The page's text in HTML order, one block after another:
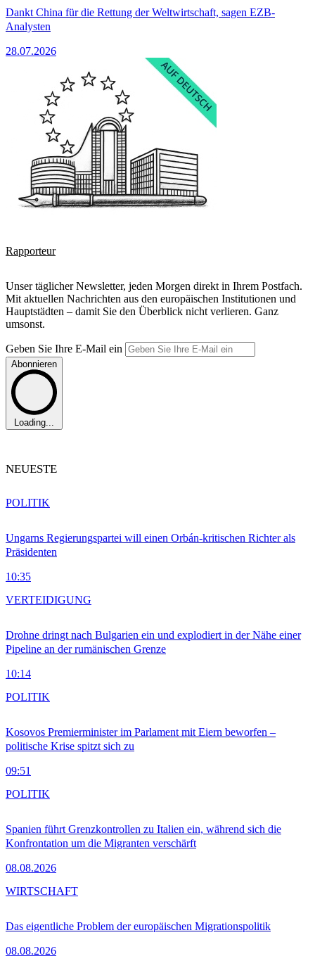
Dankt China für die Rettung der Weltwirtschaft, sagen EZB-
Analysten
28.07.2026
Rapporteur
Unser täglicher Newsletter, jeden Morgen direkt in Ihrem Postfach.
Mit aktuellen Nachrichten aus den europäischen Institutionen und
Hauptstädten – damit Sie den Überblick nicht verlieren. Ganz
umsonst.
Geben Sie Ihre E-Mail ein
Abonnieren
Loading...
NEUESTE
Ungarns Regierungspartei will einen Orbán-kritischen Richter als
Präsidenten
10:35
POLITIK
Drohne dringt nach Bulgarien ein und explodiert in der Nähe einer
Pipeline an der rumänischen Grenze
10:14
VERTEIDIGUNG
Kosovos Premierminister im Parlament mit Eiern beworfen –
politische Krise spitzt sich zu
09:51
POLITIK
Spanien führt Grenzkontrollen zu Italien ein, während sich die
Konfrontation um die Migranten verschärft
08.08.2026
POLITIK
Das eigentliche Problem der europäischen Migrationspolitik
08.08.2026
WIRTSCHAFT